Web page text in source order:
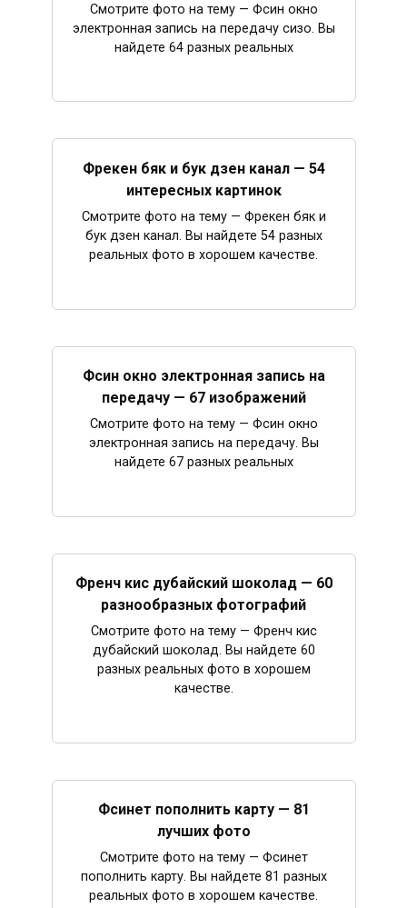
Смотрите фото на тему — Фсин окно
электронная запись на передачу сизо. Вы
найдете 64 разных реальных
Фрекен бяк и бук дзен канал — 54
интересных картинок
Смотрите фото на тему — Фрекен бяк и
бук дзен канал. Вы найдете 54 разных
реальных фото в хорошем качестве.
Фсин окно электронная запись на
передачу — 67 изображений
Смотрите фото на тему — Фсин окно
электронная запись на передачу. Вы
найдете 67 разных реальных
Френч кис дубайский шоколад — 60
разнообразных фотографий
Смотрите фото на тему — Френч кис
дубайский шоколад. Вы найдете 60
разных реальных фото в хорошем
качестве.
Фсинет пополнить карту — 81
лучших фото
Смотрите фото на тему — Фсинет
пополнить карту. Вы найдете 81 разных
реальных фото в хорошем качестве.